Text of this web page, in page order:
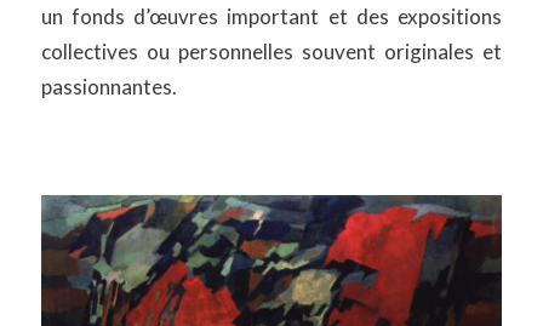
un fonds d’œuvres important et des expositions
collectives ou personnelles souvent originales et
passionnantes.